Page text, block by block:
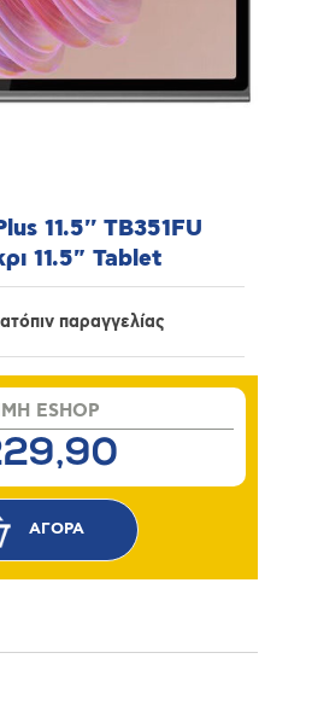
11.5'' TB351FU
11.5" Tablet
παραγγελίας
ESHOP